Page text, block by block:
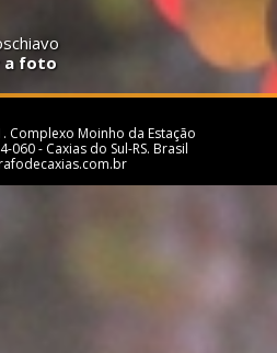
a foto
Complexo Moinho da Estação
060 - Caxias do Sul-RS. Brasil